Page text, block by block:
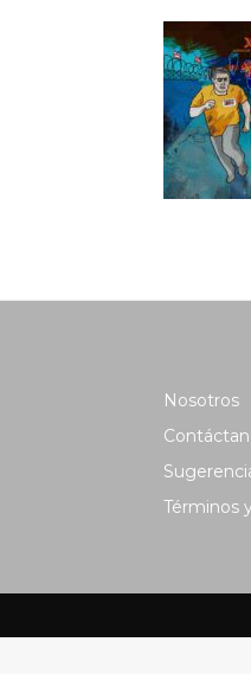
Nosotros
Términos